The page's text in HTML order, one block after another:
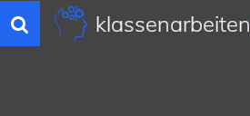
Toggle
navigation
klassenarbeiten